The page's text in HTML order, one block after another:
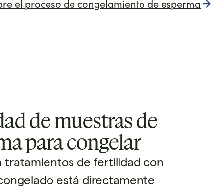
el proceso de congelamiento de esperma
de muestras de
para congelar
tratamientos de fertilidad con
está directamente